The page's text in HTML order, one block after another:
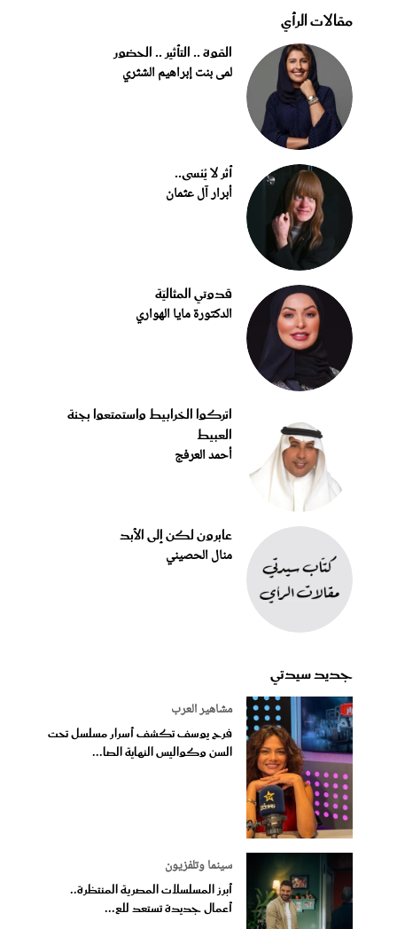
مقالات الرأي
القوة .. التأثير .. الحضور
لمى بنت إبراهيم الشثري
أثر لا يُنسى..
أبرار آل عثمان
قدوتي المثاليّة
الدكتورة مايا الهواري
اتركوا الخرابيط واستمتعوا بجنة
العبيط
أحمد العرفج
عابرون لكن إلى الأبد
منال الحصيني
جديد سيدتي
مشاهير العرب
فرح يوسف تكشف أسرار مسلسل تحت
السن وكواليس النهاية الصا...
سينما وتلفزيون
أبرز المسلسلات المصرية المنتظرة..
أعمال جديدة تستعد للع...